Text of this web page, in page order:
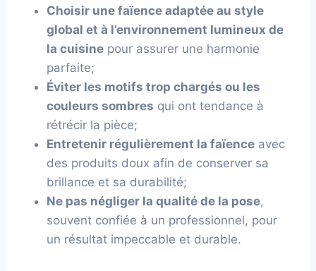
Choisir une faïence adaptée au style
global et à l’environnement lumineux de
la cuisine pour assurer une harmonie
parfaite;
Éviter les motifs trop chargés ou les
couleurs sombres qui ont tendance à
rétrécir la pièce;
Entretenir régulièrement la faïence avec
des produits doux afin de conserver sa
brillance et sa durabilité;
Ne pas négliger la qualité de la pose,
souvent confiée à un professionnel, pour
un résultat impeccable et durable.